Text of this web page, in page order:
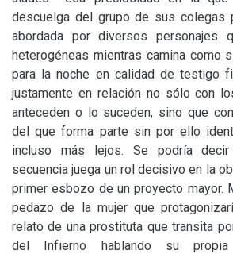
descuelga del grupo de sus colegas
abordada por diversos personajes
heterogéneas mientras camina como
para la noche en calidad de testigo
justamente en relación no sólo con
anteceden o lo suceden, sino que
del que forma parte sin por ello
incluso más lejos. Se podría
secuencia juega un rol decisivo en la
primer esbozo de un proyecto mayor.
pedazo de la mujer que
relato de una prostituta que transita
del Infierno hablando su